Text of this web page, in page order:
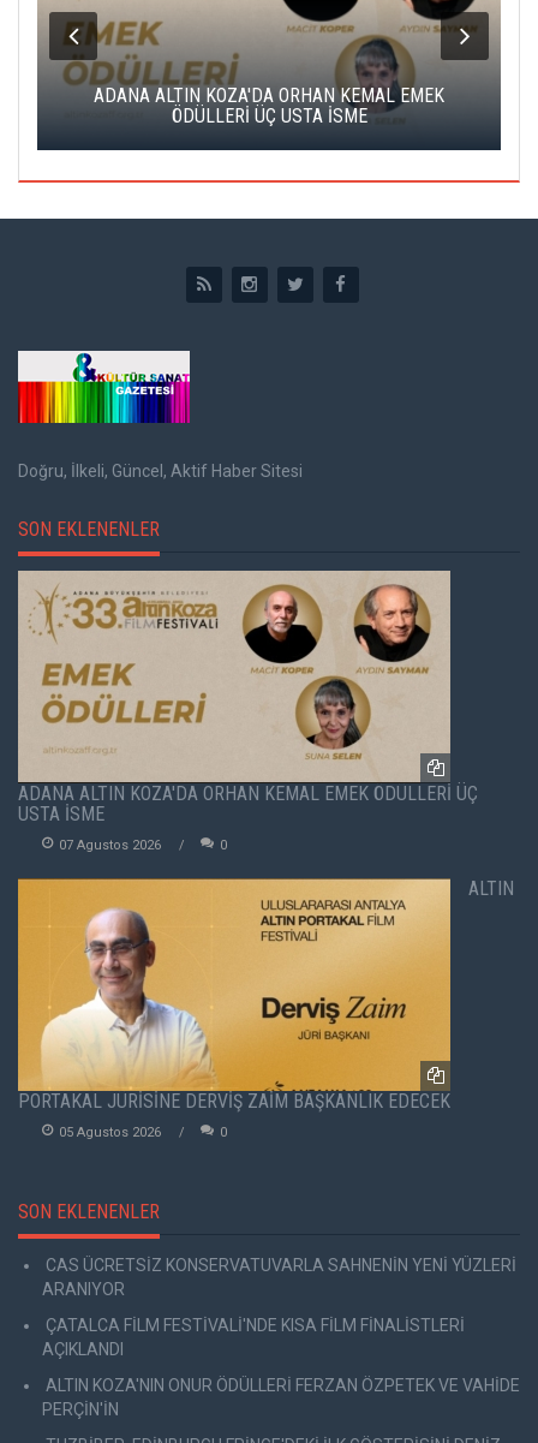
ADANA ALTIN KOZA'DA ORHAN KEMAL EMEK
ÖDÜLLERİ ÜÇ USTA İSME
Doğru, İlkeli, Güncel, Aktif Haber Sitesi
SON EKLENENLER
ADANA ALTIN KOZA'DA ORHAN KEMAL EMEK ÖDÜLLERİ ÜÇ
USTA İSME
07 Agustos 2026 0
ALTIN
PORTAKAL JÜRİSİNE DERVİŞ ZAİM BAŞKANLIK EDECEK
05 Agustos 2026 0
SON EKLENENLER
CAS ÜCRETSİZ KONSERVATUVARLA SAHNENİN YENİ YÜZLERİ
ARANIYOR
ÇATALCA FİLM FESTİVALİ'NDE KISA FİLM FİNALİSTLERİ
AÇIKLANDI
ALTIN KOZA'NIN ONUR ÖDÜLLERİ FERZAN ÖZPETEK VE VAHİDE
PERÇİN'İN